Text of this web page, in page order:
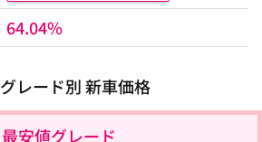
64.04%
グレード別 新車価格
最安値グレード